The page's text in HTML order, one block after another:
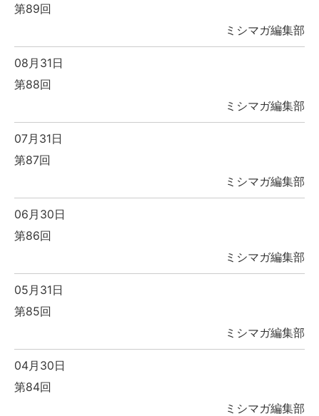
第89回
ミシマガ編集部
08月31日
第88回
ミシマガ編集部
07月31日
第87回
ミシマガ編集部
06月30日
第86回
ミシマガ編集部
05月31日
第85回
ミシマガ編集部
04月30日
第84回
ミシマガ編集部